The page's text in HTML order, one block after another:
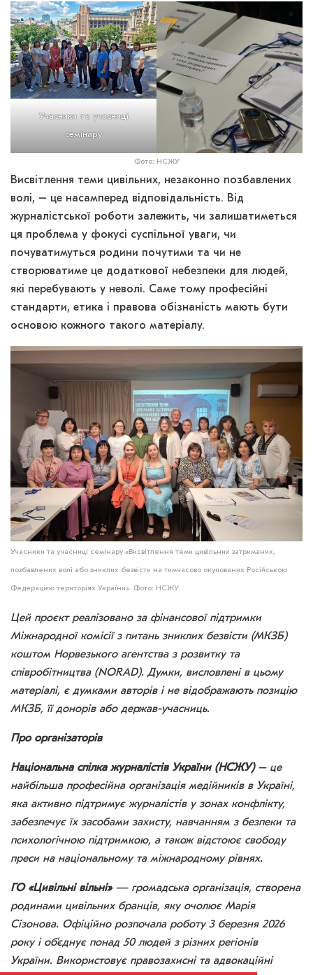
Учасники та учасниці
семінару
Фото: НСЖУ
Висвітлення теми цивільних, незаконно позбавлених
волі, – це насамперед відповідальність. Від
журналістської роботи залежить, чи залишатиметься
ця проблема у фокусі суспільної уваги, чи
почуватимуться родини почутими та чи не
створюватиме це додаткової небезпеки для людей,
які перебувають у неволі. Саме тому професійні
стандарти, етика і правова обізнаність мають бути
основою кожного такого матеріалу.
Учасники та учасниці семінару «Висвітлення теми цивільних затриманих,
позбавлених волі або зниклих безвісти на тимчасово окупованих Російською
Федерацією територіях України». Фото: НСЖУ
Цей проєкт реалізовано за фінансової підтримки
Міжнародної комісії з питань зниклих безвісти (МКЗБ)
коштом Норвезького агентства з розвитку та
співробітництва (NORAD). Думки, висловлені в цьому
матеріалі, є думками авторів і не відображають позицію
МКЗБ, її донорів або держав-учасниць.
Про організаторів
Національна спілка журналістів України (НСЖУ)– це
найбільша професійна організація медійників в Україні,
яка активно підтримує журналістів у зонах конфлікту,
забезпечує їх засобами захисту, навчанням з безпеки та
психологічною підтримкою, а також відстоює свободу
преси на національному та міжнародному рівнях.
ГО «Цивільні вільні»— громадська організація, створена
родинами цивільних бранців, яку очолює Марія
Сізонова. Офіційно розпочала роботу 3 березня 2026
року і об’єднує понад 50 людей з різних регіонів
України. Використовує правозахисні та адвокаційні